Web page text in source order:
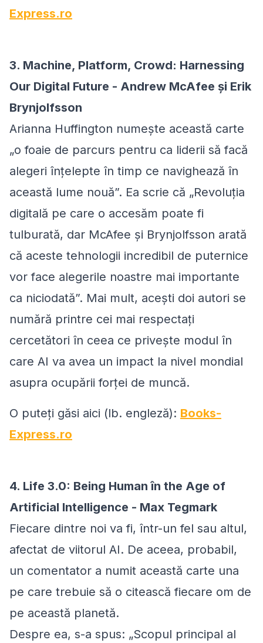
Express.ro
3. Machine, Platform, Crowd: Harnessing
Our Digital Future - Andrew McAfee și Erik
Brynjolfsson
Arianna Huffington numește această carte
„o foaie de parcurs pentru ca liderii să facă
alegeri înțelepte în timp ce navighează în
această lume nouă”. Ea scrie că „Revoluția
digitală pe care o accesăm poate fi
tulburată, dar McAfee și Brynjolfsson arată
că aceste tehnologii incredibil de puternice
vor face alegerile noastre mai importante
ca niciodată”. Mai mult, acești doi autori se
numără printre cei mai respectați
cercetători în ceea ce privește modul în
care AI va avea un impact la nivel mondial
asupra ocupării forței de muncă.
O puteți găsi aici (lb. engleză): Books-
Express.ro
4. Life 3.0: Being Human în the Age of
Artificial Intelligence - Max Tegmark
Fiecare dintre noi va fi, într-un fel sau altul,
afectat de viitorul AI. De aceea, probabil,
un comentator a numit această carte una
pe care trebuie să o citească fiecare om de
pe această planetă.
Despre ea, s-a spus: „Scopul principal al